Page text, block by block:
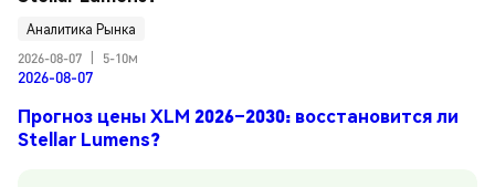
Аналитика Рынка
2026-08-07
5-10м
2026-08-07
Прогноз цены XLM 2026–2030: восстановится ли
Stellar Lumens?